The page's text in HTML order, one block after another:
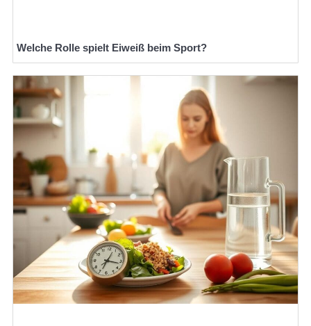
Welche Rolle spielt Eiweiß beim Sport?